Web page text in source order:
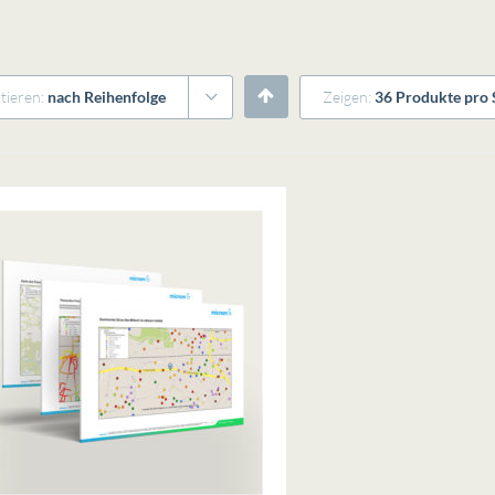
nach Reihenfolge Zeigen: 36 Produkte pro